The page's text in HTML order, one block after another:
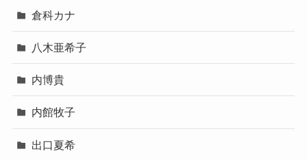
倉科カナ
八木亜希子
内博貴
内館牧子
出口夏希